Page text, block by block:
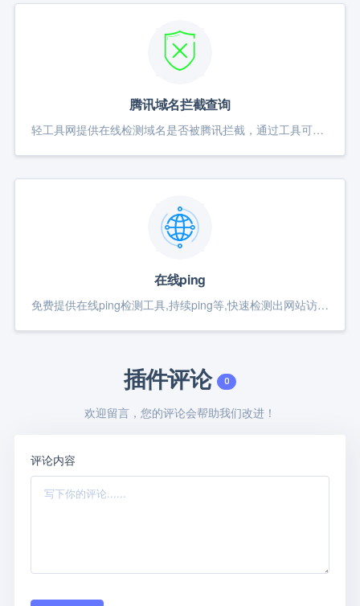
腾讯域名拦截查询
轻工具网提供在线检测域名是否被腾讯拦截，通过工具可以快速了解域名是否被拦截
在线ping
免费提供在线ping检测工具,持续ping等,快速检测出网站访问延迟;通过ping测试工具来判断服务器在全国各个地区的ping响应速度.
插件评论 0
欢迎留言，您的评论会帮助我们改进！
评论内容